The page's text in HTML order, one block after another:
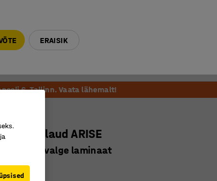
6, Tallinn. Vaata lähemalt!
laud ARISE
hall/ valge laminaat
ERAISIK